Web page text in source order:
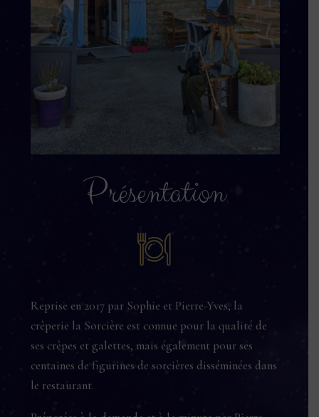
Présentation
Reprise en 2017 par Sophie et Pierre-Yves, la
crêperie la Sorcière est connue pour la qualité de
ses crêpes et galettes, mais également pour ses
centaines de figurines de sorcières disséminées dans
le restaurant.